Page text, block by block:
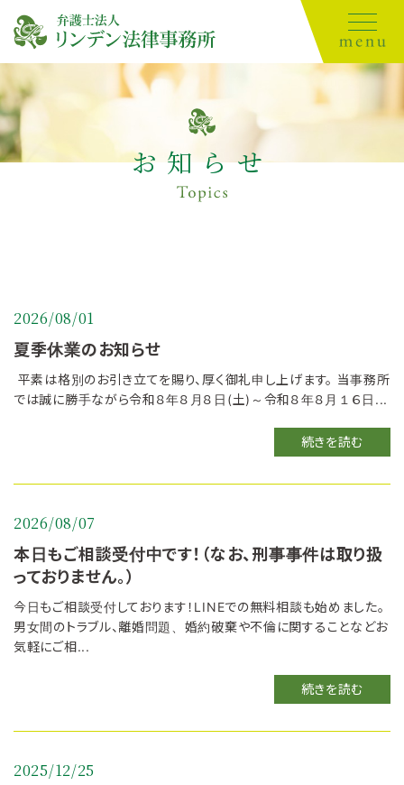
お知らせ
2026/08/01
夏季休業のお知らせ
平素は格別のお引き立てを賜り、厚く御礼申し上げます。 当事務所
では誠に勝手ながら令和８年８月８日(土)～令和８年８月１６日...
続きを読む
2026/08/07
本日もご相談受付中です！（なお、刑事事件は取り扱
っておりません。）
今日もご相談受付しております！LINEでの無料相談も始めました。
男女間のトラブル、離婚問題、婚約破棄や不倫に関することなどお
気軽にご相...
続きを読む
2025/12/25